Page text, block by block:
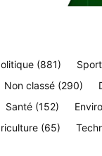
(881)
Non classé (290)
Santé (152)
(65)